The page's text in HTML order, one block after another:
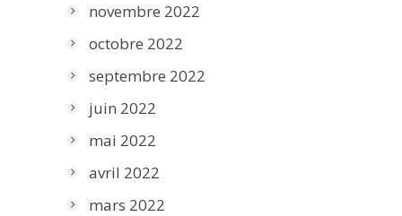
novembre 2022
octobre 2022
septembre 2022
juin 2022
mai 2022
avril 2022
mars 2022